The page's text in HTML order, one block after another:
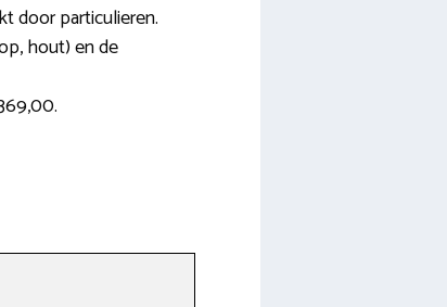
door particulieren.
hout) en de